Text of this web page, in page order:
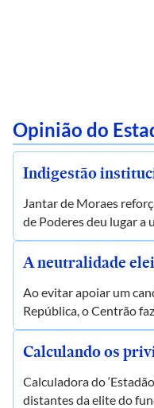
Opinião do
Indigestão
Jantar de Moraes
de Poderes deu lugar a
A neutralidade
Ao evitar apoiar um
República, o Centrão
Calculando os
Calculadora do
distantes da elite do